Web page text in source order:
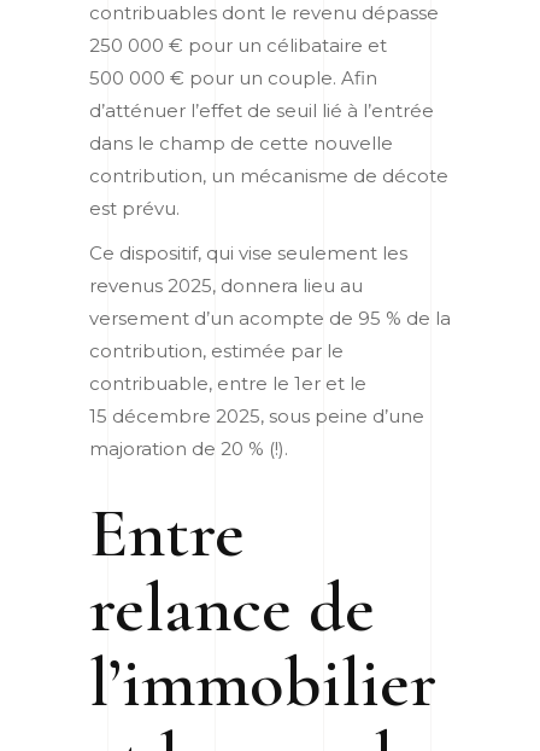
contribuables dont le revenu dépasse
250 000 € pour un célibataire et
500 000 € pour un couple. Afin
d’atténuer l’effet de seuil lié à l’entrée
dans le champ de cette nouvelle
contribution, un mécanisme de décote
est prévu.
Ce dispositif, qui vise seulement les
revenus 2025, donnera lieu au
versement d’un acompte de 95 % de la
contribution, estimée par le
contribuable, entre le 1er et le
15 décembre 2025, sous peine d’une
majoration de 20 % (!).
Entre
relance de
l’immobilier